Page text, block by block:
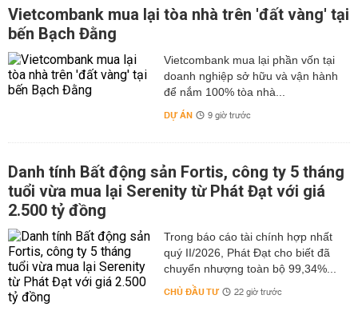
Vietcombank mua lại tòa nhà trên 'đất vàng' tại
bến Bạch Đằng
Vietcombank mua lại phần vốn tại
doanh nghiệp sở hữu và vận hành
để nắm 100% tòa nhà...
DỰ ÁN 9 giờ trước
Danh tính Bất động sản Fortis, công ty 5 tháng
tuổi vừa mua lại Serenity từ Phát Đạt với giá
2.500 tỷ đồng
Trong báo cáo tài chính hợp nhất
quý II/2026, Phát Đạt cho biết đã
chuyển nhượng toàn bộ 99,34%...
CHỦ ĐẦU TƯ 22 giờ trước